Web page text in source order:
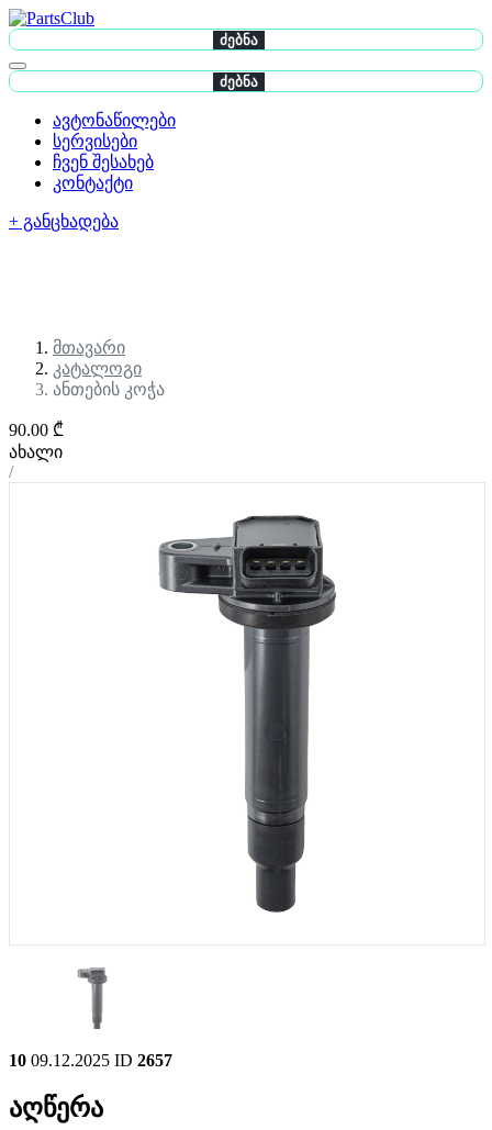
ძებნა
ძებნა
ავტონაწილები
სერვისები
ჩვენ შესახებ
კონტაქტი
+ განცხადება
მთავარი
კატალოგი
ანთების კოჭა
90.00 ₾
ახალი
/
10 09.12.2025 ID 2657
აღწერა